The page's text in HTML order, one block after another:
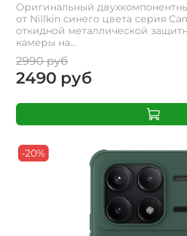
Оригинальный
от Nillkin синего цвета серия
откидной металлической
камеры на...
2990 руб
2490 руб
-20%